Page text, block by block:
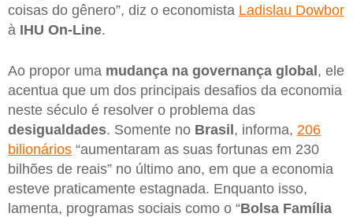
coisas do gênero”, diz o economista Ladislau Dowbor
à IHU On-Line.
Ao propor uma mudança na governança global, ele
acentua que um dos principais desafios da economia
neste século é resolver o problema das
desigualdades. Somente no Brasil, informa, 206
bilionários “aumentaram as suas fortunas em 230
bilhões de reais” no último ano, em que a economia
esteve praticamente estagnada. Enquanto isso,
lamenta, programas sociais como o “Bolsa Família